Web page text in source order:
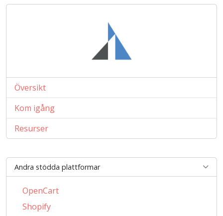
Översikt
Kom igång
Resurser
Andra stödda plattformar
OpenCart
Shopify